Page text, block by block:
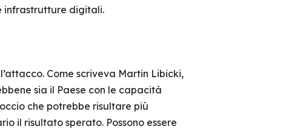
infrastrutture digitali.
Come scriveva Martin Libicki,
sia il Paese con le capacità
che potrebbe risultare più
il risultato sperato. Possono essere